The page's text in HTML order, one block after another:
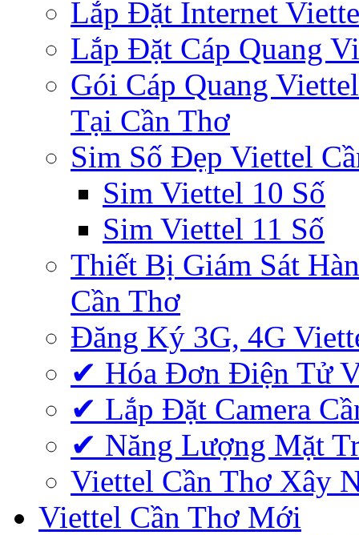
Lắp Đặt Internet
Lắp Đặt Cáp Quang
Gói Cáp Quang
Tại Cần Thơ
Sim Số Đẹp Viettel
Sim Viettel 10 Số
Sim Viettel 11 Số
Thiết Bị Giám Sát
Cần Thơ
Đăng Ký 3G, 4G
✔‎ Hóa Đơn Điện Tử
✔‎ Lắp Đặt Camera
✔‎ Năng Lượng Mặt
Viettel Cần Thơ Xây
Viettel Cần Thơ Mới